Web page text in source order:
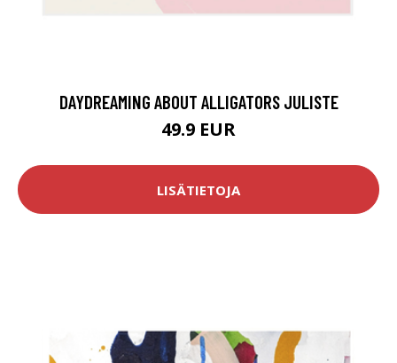
DAYDREAMING ABOUT ALLIGATORS JULISTE
49.9 EUR
LISÄTIETOJA